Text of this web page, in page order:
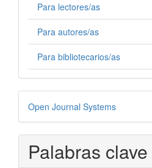
Para lectores/as
Para autores/as
Para bibliotecarios/as
Desarrollado
por
Open Journal Systems
Palabras clave